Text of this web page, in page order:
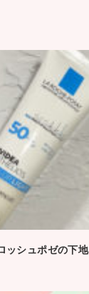
ッシュポゼの下